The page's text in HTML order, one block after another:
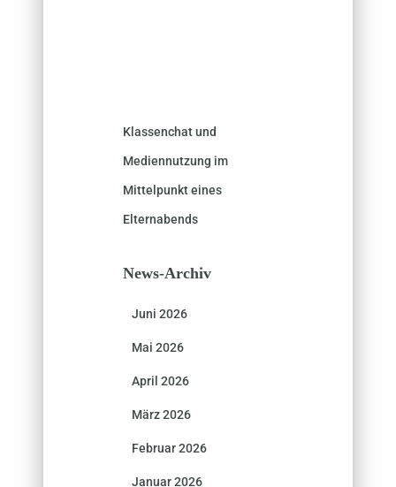
Klassenchat und
Mediennutzung im
Mittelpunkt eines
Elternabends
News-Archiv
Juni 2026
Mai 2026
April 2026
März 2026
Februar 2026
Januar 2026